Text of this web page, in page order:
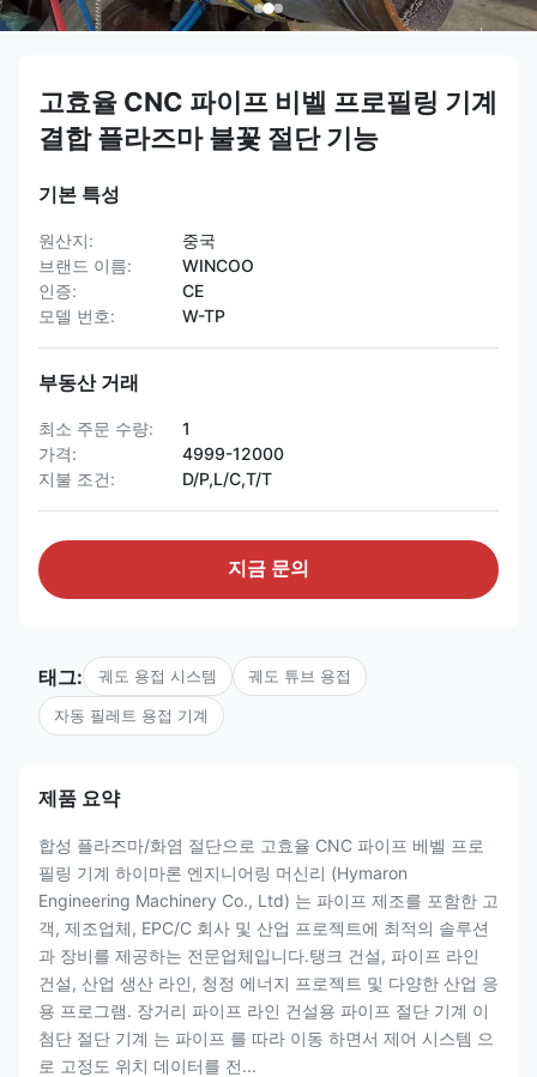
고효율 CNC 파이프 비벨 프로필링 기계
결합 플라즈마 불꽃 절단 기능
기본 특성
원산지:
중국
브랜드 이름:
WINCOO
인증:
CE
모델 번호:
W-TP
부동산 거래
최소 주문 수량:
1
가격:
4999-12000
지불 조건:
D/P,L/C,T/T
지금 문의
태그: 궤도 용접 시스템 궤도 튜브 용접
자동 필레트 용접 기계
제품 요약
합성 플라즈마/화염 절단으로 고효율 CNC 파이프 베벨 프로
필링 기계 하이마론 엔지니어링 머신리 (Hymaron
Engineering Machinery Co., Ltd) 는 파이프 제조를 포함한 고
객, 제조업체, EPC/C 회사 및 산업 프로젝트에 최적의 솔루션
과 장비를 제공하는 전문업체입니다.탱크 건설, 파이프 라인
건설, 산업 생산 라인, 청정 에너지 프로젝트 및 다양한 산업 응
용 프로그램. 장거리 파이프 라인 건설용 파이프 절단 기계 이
첨단 절단 기계 는 파이프 를 따라 이동 하면서 제어 시스템 으
로 고정도 위치 데이터를 전...